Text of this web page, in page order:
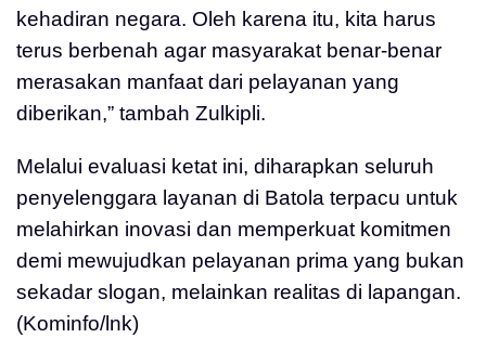
kehadiran negara. Oleh karena itu, kita harus
terus berbenah agar masyarakat benar-benar
merasakan manfaat dari pelayanan yang
diberikan,” tambah Zulkipli.
Melalui evaluasi ketat ini, diharapkan seluruh
penyelenggara layanan di Batola terpacu untuk
melahirkan inovasi dan memperkuat komitmen
demi mewujudkan pelayanan prima yang bukan
sekadar slogan, melainkan realitas di lapangan.
(Kominfo/lnk)